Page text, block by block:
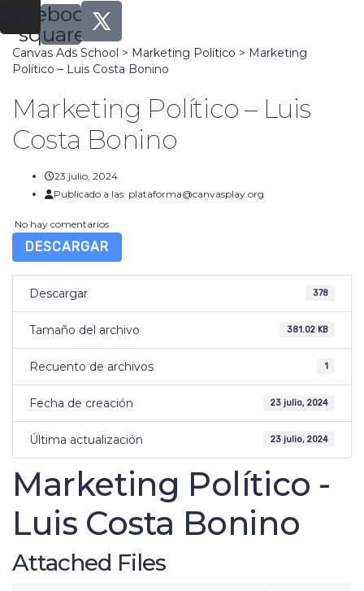
Facebook-
square
Canvas Ads School > Marketing Político > Marketing
Político – Luis Costa Bonino
Marketing Político – Luis
Costa Bonino
23 julio, 2024
Publicado a las: plataforma@canvasplay.org
No hay comentarios
DESCARGAR
Descargar 378
Tamaño del archivo 381.02 KB
Recuento de archivos 1
Fecha de creación 23 julio, 2024
Última actualización 23 julio, 2024
Marketing Político -
Luis Costa Bonino
Attached Files